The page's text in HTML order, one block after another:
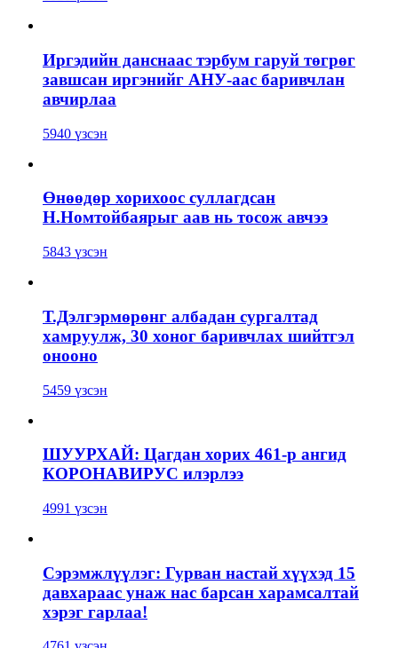
Иргэдийн данснаас тэрбум гаруй төгрөг
завшсан иргэнийг АНУ-аас баривчлан
авчирлаа
5940 үзсэн
Өнөөдөр хорихоос суллагдсан
Н.Номтойбаярыг аав нь тосож авчээ
5843 үзсэн
Т.Дэлгэрмөрөнг албадан сургалтад
хамруулж, 30 хоног баривчлах шийтгэл
онооно
5459 үзсэн
ШУУРХАЙ: Цагдан хорих 461-р ангид
КОРОНАВИРУС илэрлээ
4991 үзсэн
Сэрэмжлүүлэг: Гурван настай хүүхэд 15
давхараас унаж нас барсан харамсалтай
хэрэг гарлаа!